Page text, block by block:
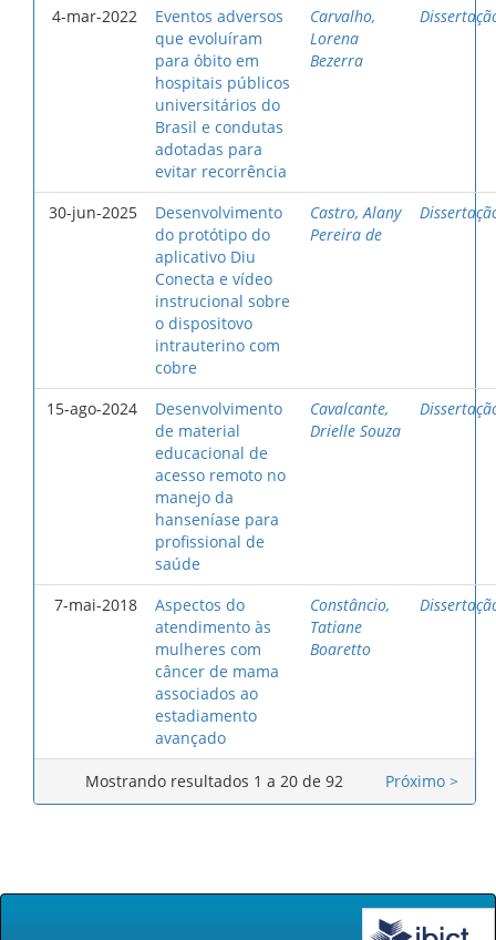
4-mar-2022
Eventos adversos
que evoluíram
para óbito em
hospitais públicos
universitários do
Brasil e condutas
adotadas para
evitar recorrência
Carvalho,
Lorena
Bezerra
30-jun-2025
Desenvolvimento
do protótipo do
aplicativo Diu
Conecta e vídeo
instrucional sobre
o dispositovo
intrauterino com
cobre
Castro, Alany
Pereira de
15-ago-2024
Desenvolvimento
de material
educacional de
acesso remoto no
manejo da
hanseníase para
profissional de
saúde
Cavalcante,
Drielle Souza
7-mai-2018
Aspectos do
atendimento às
mulheres com
câncer de mama
associados ao
estadiamento
avançado
Constâncio,
Tatiane
Boaretto
Mostrando resultados 1 a 20 de 92 Próximo >